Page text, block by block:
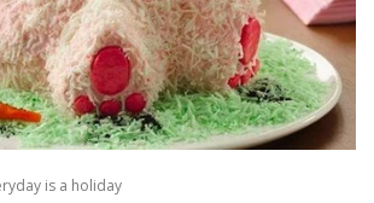
is a holiday